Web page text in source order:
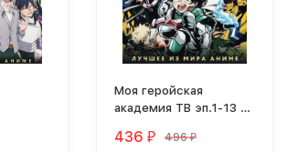
Моя геройская
академия ТВ эп.1-13 из
Academia 2016) +
436 ₽ 496₽